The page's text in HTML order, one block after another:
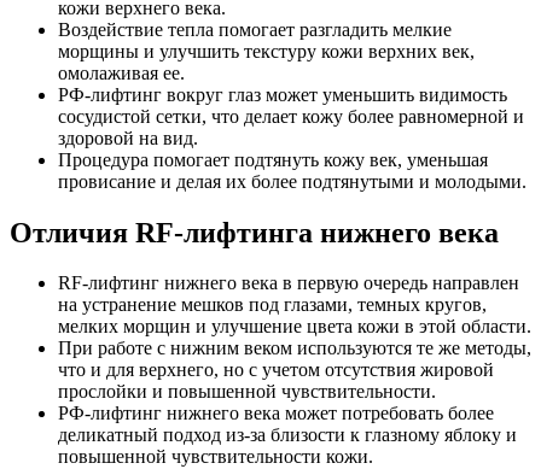
кожи верхнего века.
Воздействие тепла помогает разгладить мелкие
морщины и улучшить текстуру кожи верхних век,
омолаживая ее.
РФ-лифтинг вокруг глаз может уменьшить видимость
сосудистой сетки, что делает кожу более равномерной и
здоровой на вид.
Процедура помогает подтянуть кожу век, уменьшая
провисание и делая их более подтянутыми и молодыми.
Отличия RF-лифтинга нижнего века
RF-лифтинг нижнего века в первую очередь направлен
на устранение мешков под глазами, темных кругов,
мелких морщин и улучшение цвета кожи в этой области.
При работе с нижним веком используются те же методы,
что и для верхнего, но с учетом отсутствия жировой
прослойки и повышенной чувствительности.
РФ-лифтинг нижнего века может потребовать более
деликатный подход из-за близости к глазному яблоку и
повышенной чувствительности кожи.